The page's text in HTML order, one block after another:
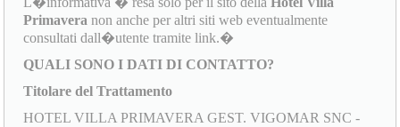
Primavera non anche per altri siti web eventualmente
consultati dall�utente tramite link.�
QUALI SONO I DATI DI CONTATTO?
Titolare del Trattamento
HOTEL VILLA PRIMAVERA GEST. VIGOMAR SNC -